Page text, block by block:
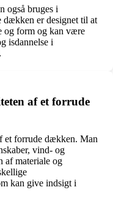
også bruges i
dækken er designet til at
og form og kan være
isdannelse i
af et forrude
et forrude dækken. Man
vind- og
af materiale og
kan give indsigt i